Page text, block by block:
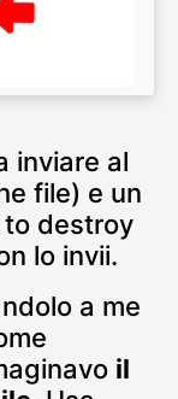
inviare al
file) e un
to destroy
lo invii.
a me
il